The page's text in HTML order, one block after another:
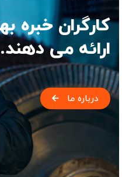
کارگران خبره
ارائه می دهند.
درباره ما